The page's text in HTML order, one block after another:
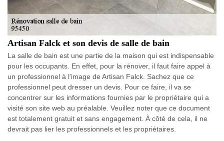
Artisan Falck et son devis de salle de bain
La salle de bain est une partie de la maison qui est indispensable
pour les occupants. En effet, pour la rénover, il faut faire appel à
un professionnel à l'image de Artisan Falck. Sachez que ce
professionnel peut dresser un devis. Pour ce faire, il va se
concentrer sur les informations fournies par le propriétaire qui a
visité son site web au préalable. Veuillez noter que ce document
est totalement gratuit et sans engagement. À côté de cela, il ne
devrait pas lier les professionnels et les propriétaires.